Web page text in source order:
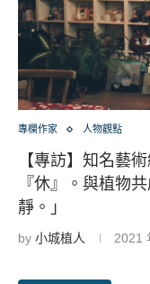
專欄作家 人物觀點
【專訪】知名藝
『休』。與植物
靜。」
by 小城植人 2021